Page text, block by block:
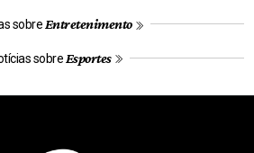
sobre Entretenimento
sobre Esportes